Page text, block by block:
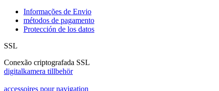
Informações de Envio
métodos de pagamento
Protección de los datos
SSL
Conexão criptografada SSL
digitalkamera tillbehör
accessoires pour navigation